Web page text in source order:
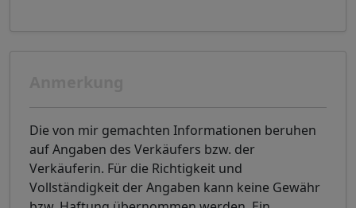
Die von mir gemachten Informationen beruhen
auf Angaben des Verkäufers bzw. der
Verkäuferin. Für die Richtigkeit und
Vollständigkeit der Angaben kann keine Gewähr